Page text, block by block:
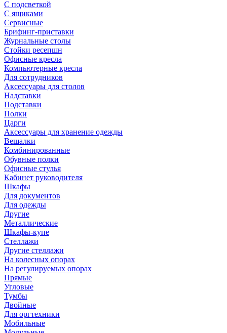
С подсветкой
С ящиками
Сервисные
Брифинг-приставки
Журнальные столы
Стойки ресепшн
Офисные кресла
Компьютерные кресла
Для сотрудников
Аксессуары для столов
Надставки
Подставки
Полки
Царги
Аксессуары для хранение одежды
Вешалки
Комбинированные
Обувные полки
Офисные стулья
Кабинет руководителя
Шкафы
Для документов
Для одежды
Другие
Металлические
Шкафы-купе
Стеллажи
Другие стеллажи
На колесных опорах
На регулируемых опорах
Прямые
Угловые
Тумбы
Двойные
Для оргтехники
Мобильные